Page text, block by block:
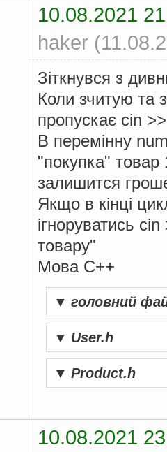
10.08.2021
haker
Зіткнувся з
Коли зчитую та
пропускає cin
В перемінну
"покупка" товар
залишится
Якщо в кінці
ігноруватись
товару"
Мова С++
▼ головний
▼ User.h
▼ Product.h
10.08.2021